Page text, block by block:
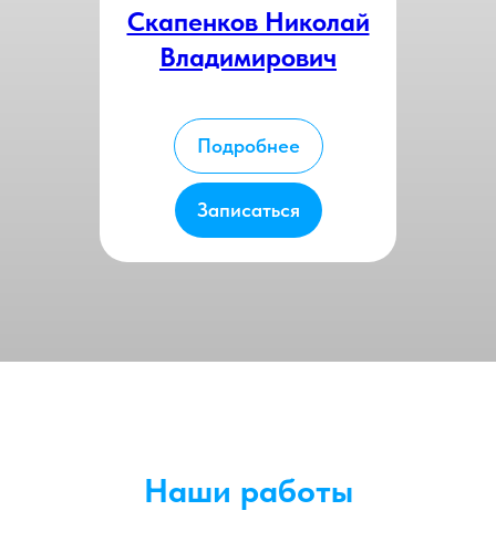
Скапенков Николай
Владимирович
Подробнее
Записаться
Наши работы